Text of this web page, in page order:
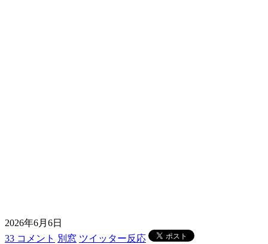
2026年6月6日
33 コメント 別窓 ツイッター反応